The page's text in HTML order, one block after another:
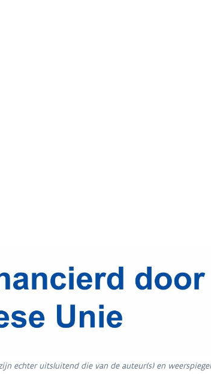
echter uitsluitend die van de auteur(s) en